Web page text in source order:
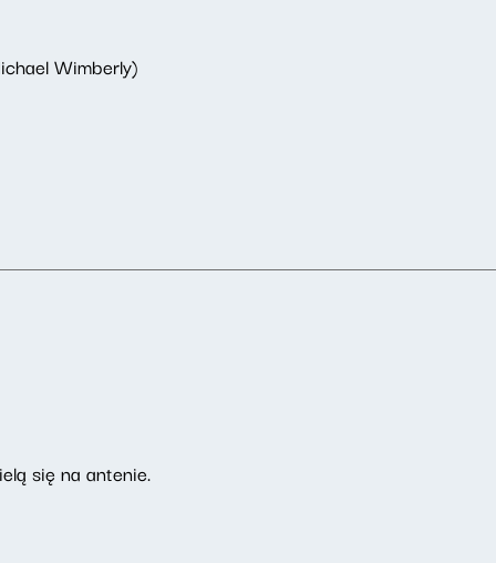
Wimberly)
się na antenie.